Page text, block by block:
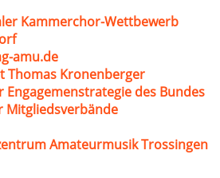
Kammerchor-Wettbewerb
amu.de
Thomas Kronenberger
Engagemenstrategie des Bundes
Mitgliedsverbände
Amateurmusik Trossingen